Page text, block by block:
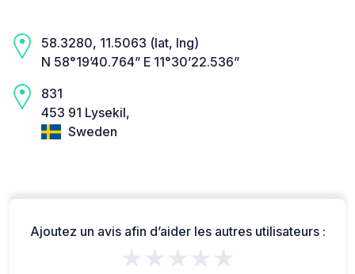
58.3280, 11.5063 (lat, lng)
N 58°19’40.764” E 11°30’22.536”
831
453 91 Lysekil,
Sweden
Ajoutez un avis afin d’aider les autres utilisateurs :
★★★★★